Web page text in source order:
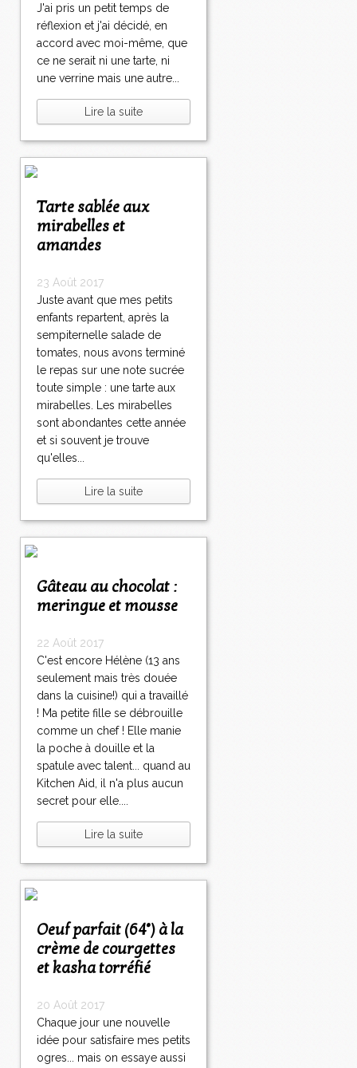
J'ai pris un petit temps de
réflexion et j'ai décidé, en
accord avec moi-même, que
ce ne serait ni une tarte, ni
une verrine mais une autre...
Lire la suite
Tarte sablée aux
mirabelles et
amandes
23 Août 2017
Juste avant que mes petits
enfants repartent, après la
sempiternelle salade de
tomates, nous avons terminé
le repas sur une note sucrée
toute simple : une tarte aux
mirabelles. Les mirabelles
sont abondantes cette année
et si souvent je trouve
qu'elles...
Lire la suite
Gâteau au chocolat :
meringue et mousse
22 Août 2017
C'est encore Hélène (13 ans
seulement mais très douée
dans la cuisine!) qui a travaillé
! Ma petite fille se débrouille
comme un chef ! Elle manie
la poche à douille et la
spatule avec talent... quand au
Kitchen Aid, il n'a plus aucun
secret pour elle....
Lire la suite
Oeuf parfait (64°) à la
crème de courgettes
et kasha torréfié
20 Août 2017
Chaque jour une nouvelle
idée pour satisfaire mes petits
ogres... mais on essaye aussi